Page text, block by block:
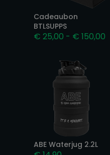
Cadeaubon
BTLSUPPS
€ 25,00 - € 150,00
ABE Waterjug 2.2L